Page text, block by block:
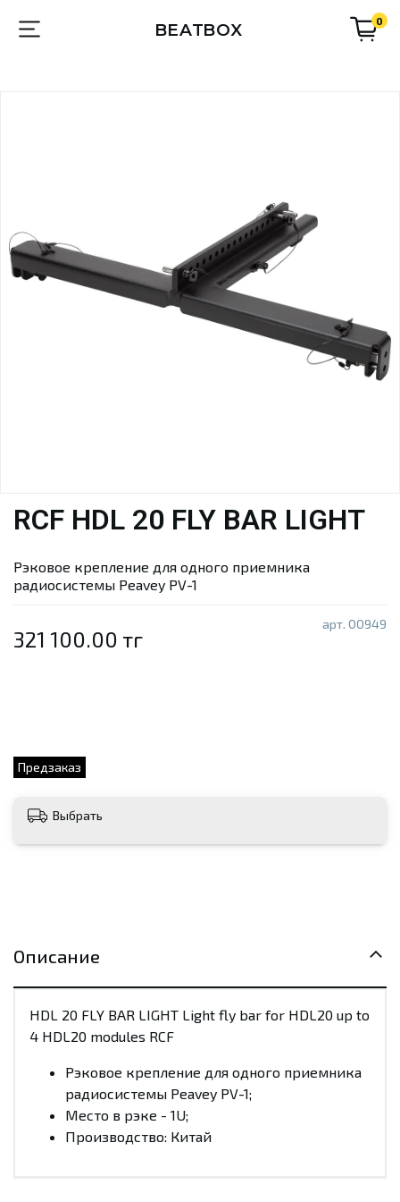
BEATBOX 0
арт. 00949
Предзаказ
RCF HDL 20 FLY BAR LIGHT
321 100.00 тг
Рэковое крепление для одного приемника
радиосистемы Peavey PV-1
Выбрать
Описание
HDL 20 FLY BAR LIGHT Light fly bar for HDL20 up to
4 HDL20 modules RCF
Рэковое крепление для одного приемника
радиосистемы Peavey PV-1;
Место в рэке - 1U;
Производство: Китай